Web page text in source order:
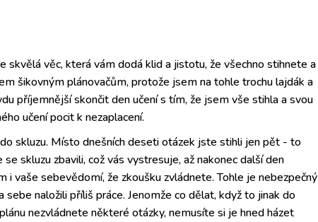
věc, která vám dodá klid a jistotu, že všechno stihnete a
šikovným plánovačům, protože jsem na tohle trochu lajdák a
příjemnější skončit den učení s tím, že jsem vše stihla a svou
učení pocit k nezaplacení.
skluzu. Místo dnešních deseti otázek jste stihli jen pět - to
skluzu zbavili, což vás vystresuje, až nakonec další den
vaše sebevědomí, že zkoušku zvládnete. Tohle je nebezpečný
naložili příliš práce. Jenomže co dělat, když to jinak do
nezvládnete některé otázky, nemusíte si je hned házet